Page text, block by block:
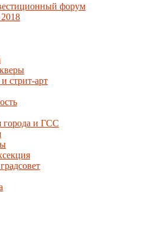
форум
стрит-арт
города и ГСС